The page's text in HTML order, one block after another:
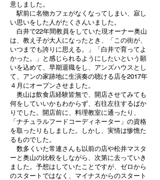
意しました。
駅前に名物カフェがなくなってしまい、寂し
い思いをした人がたくさんいました。
白井で22年間教員をしていた現オーナー奥山
は、教え子が大人になったとき、「この街が、
いつまでも誇りに思える。」「白井で育ってよ
かった。」と感じられるようにしたいという願
いを込めて、早期退職をし、アンズハウスとし
て、アンの家跡地に生演奏の聴ける店を2017年
４月にオープンさせました。
奥山は飲食店経験皆無で、開店させてみても
何をしていいかもわからず、右往左往するばか
りでした。開店前に、料理教室に通ったり、
「ナチュラルフードコーディネーター」の資格
を取ったりもしました。しかし、実情は惨憺た
るものでした。
数多くいた常連さんも以前の店や松井マスタ
ーと奥山の比較をしながら、次第に去っていき
ました。予想はしていたことですが、ゼロから
のスタートではなく、マイナスからのスタート